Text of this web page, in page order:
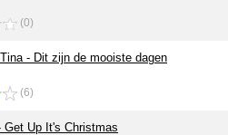
(0)
- Dit zijn de mooiste dagen
(6)
Get Up It's Christmas